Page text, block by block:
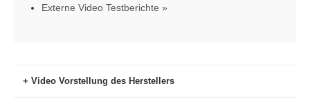
Externe Video Testberichte
Video Vorstellung des Herstellers